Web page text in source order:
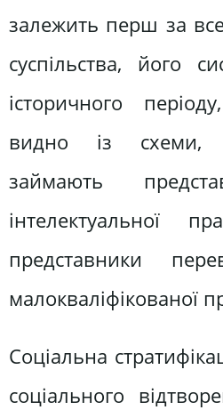
залежить перш за
суспільства, його
історичного
видно із схеми,
займають
інтелектуальної
представники
малокваліфікованої
Соціальна
соціального